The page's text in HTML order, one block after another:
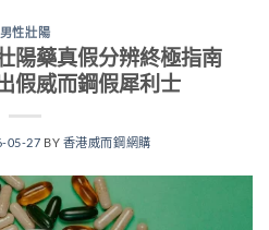
男性壯陽
陽藥真假分辨終極指南
假威而鋼假犀利士
05-27 BY 香港威而鋼網購